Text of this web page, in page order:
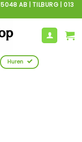
AB | TILBURG | 013
Huren